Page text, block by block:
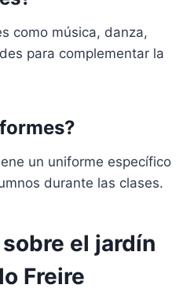
como música, danza,
para complementar la
un uniforme específico
durante las clases.
el jardín
Freire